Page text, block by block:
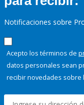
Notificaciones sobre
Acepto los términos de
datos personales sean
recibir novedades sobre